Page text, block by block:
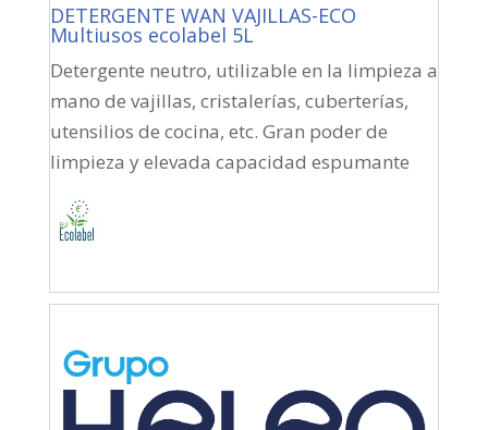
DETERGENTE WAN VAJILLAS-ECO
Multiusos ecolabel 5L
Detergente neutro, utilizable en la limpieza a
mano de vajillas, cristalerías, cuberterías,
utensilios de cocina, etc. Gran poder de
limpieza y elevada capacidad espumante